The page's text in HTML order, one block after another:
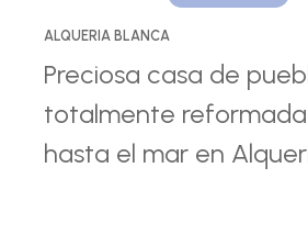
ALQUERIA BLANCA
Preciosa casa de
totalmente
hasta el mar en